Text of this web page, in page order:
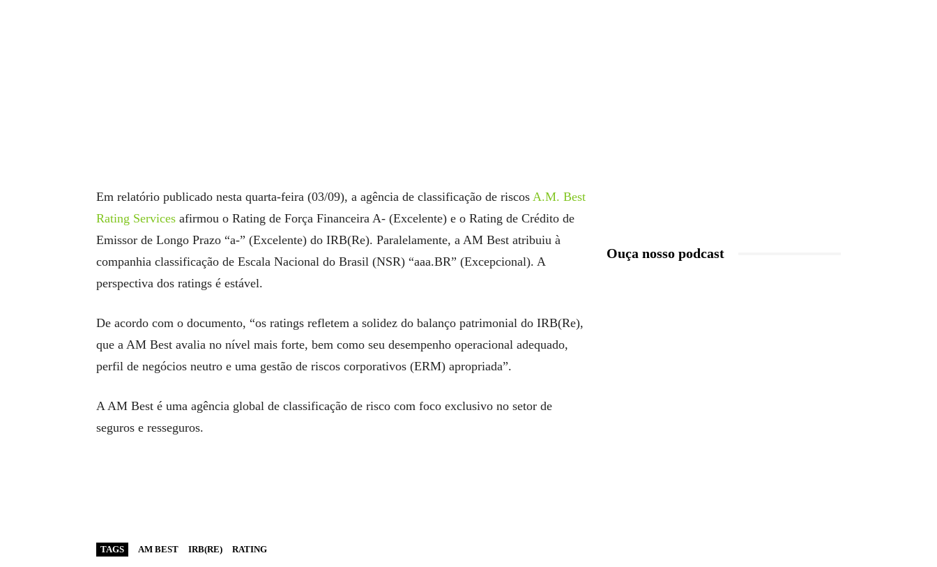
Em relatório publicado nesta quarta-feira (03/09), a agência de classificação de riscos A.M. Best
Rating Services afirmou o Rating de Força Financeira A- (Excelente) e o Rating de Crédito de
Emissor de Longo Prazo “a-” (Excelente) do IRB(Re). Paralelamente, a AM Best atribuiu à
companhia classificação de Escala Nacional do Brasil (NSR) “aaa.BR” (Excepcional). A
perspectiva dos ratings é estável.
De acordo com o documento, “os ratings refletem a solidez do balanço patrimonial do IRB(Re),
que a AM Best avalia no nível mais forte, bem como seu desempenho operacional adequado,
perfil de negócios neutro e uma gestão de riscos corporativos (ERM) apropriada”.
A AM Best é uma agência global de classificação de risco com foco exclusivo no setor de
seguros e resseguros.
TAGS AM BEST IRB(RE) RATING
Ouça nosso podcast